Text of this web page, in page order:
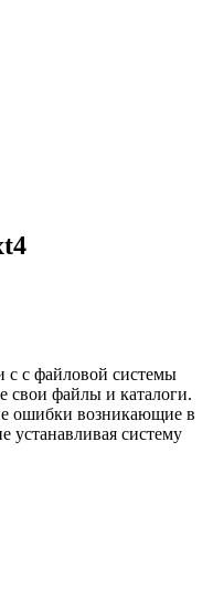
с с файловой системы
свои файлы и каталоги.
ошибки возникающие в
устанавливая систему